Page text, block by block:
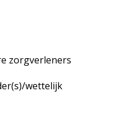
zorgverleners
wettelijk